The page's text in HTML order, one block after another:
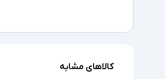
کالاهای مشابه